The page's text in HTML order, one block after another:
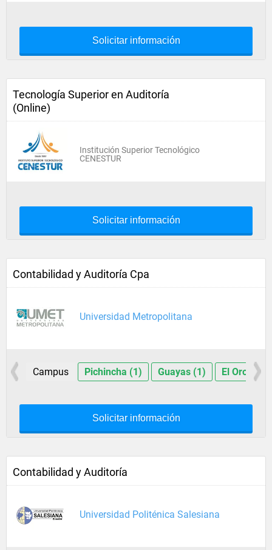
Solicitar información
Tecnología Superior en Auditoría
(Online)
Institución Superior Tecnológico
CENESTUR
Solicitar información
Contabilidad y Auditoría Cpa
Universidad Metropolitana
Campus Pichincha (1) Guayas (1) El Oro (1)
Solicitar información
Contabilidad y Auditoría
Universidad Politénica Salesiana